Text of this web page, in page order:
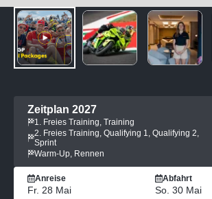
Zeitplan 2027
1. Freies Training, Training
2. Freies Training, Qualifying 1, Qualifying 2,
Sprint
Warm-Up, Rennen
Anreise
Fr. 28 Mai
Abfahrt
So. 30 Mai